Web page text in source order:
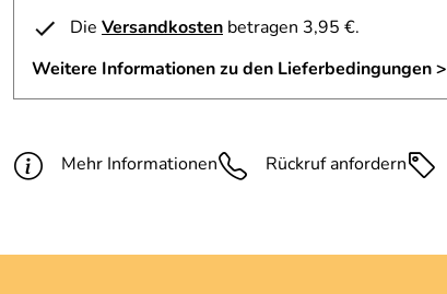
Die Versandkosten betragen 3,95 €.
Weitere Informationen zu den Lieferbedingungen >
Mehr Informationen Rückruf anfordern